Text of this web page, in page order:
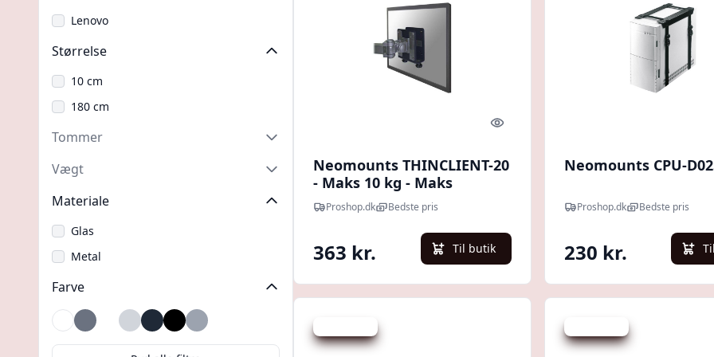
Lenovo
Størrelse
10 cm
180 cm
Tommer
Vægt
Materiale
Glas
Metal
Farve
Flerfarvet
Grå HvidLysegråMørkegrå
SortSølv
Quick look
Neomounts THINCLIENT-20
- Maks 10 kg - Maks
størrelse
Proshop.dk Bedste pris
363 kr. Til butik
Neomounts CPU-
Proshop.dk Bedste pris
230 kr.